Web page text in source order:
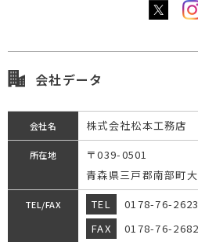
会社データ
会社名 株式会社松本工務店
所在地
〒039-0501
青森県三戸郡南部町
TEL/FAX TEL
0178-76-2623
FAX
0178-76-2682